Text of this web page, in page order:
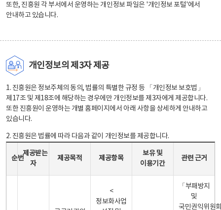
또한, 진흥원 각 부서에서 운영하는 개인정보 파일은 '개인정보 포털'에서
안내하고 있습니다.
개인정보의 제3자 제공
1. 진흥원은 정보주체의 동의, 법률의 특별한 규정 등 「개인정보 보호법」
제17조 및 제18조에 해당하는 경우에만 개인정보를 제3자에게 제공합니다.
또한 진흥원이 운영하는 개별 홈페이지에서 아래 사항을 상세하게 안내하고
있습니다.
2. 진흥원은 법률에 따라 다음과 같이 개인정보를 제공합니다.
순번
제공받는
자
제공목적 제공항목
보유 및
이용기간
관련 근거
<
정보화사업
「부패방지
및
국민권익위원